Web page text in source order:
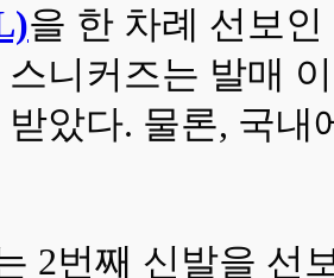
을 한 차례 선보
니커즈는 발매
았다. 물론, 국내
2번째 신발을 선